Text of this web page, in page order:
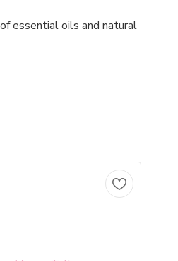
essential oils and natural